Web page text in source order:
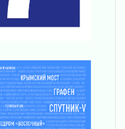
объединений
пространства